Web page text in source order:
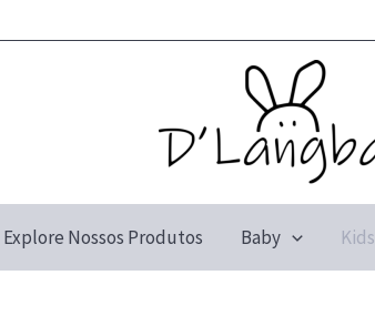
Explore Nossos Produtos Baby Kids